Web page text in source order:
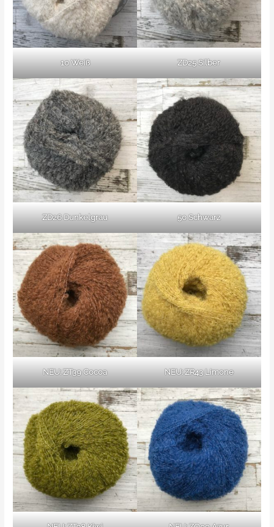
10 Weiß ZD25 Silber
ZD26 Dunkelgrau 50 Schwarz
NEU: ZT39 Cocoa NEU: ZR43 Limone